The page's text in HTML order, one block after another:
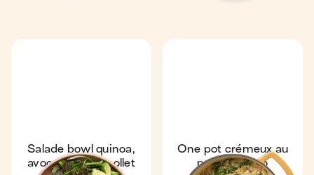
Salade bowl quinoa,
avocat & œuf mollet
One pot crémeux au
poulet & orzo